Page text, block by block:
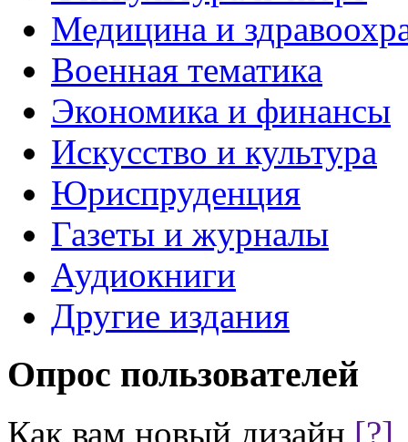
Медицина и
Военная тематика
Экономика и финансы
Искусство и культура
Юриспруденция
Газеты и журналы
Аудиокниги
Другие издания
Опрос пользователей
Как вам новый дизайн [?]